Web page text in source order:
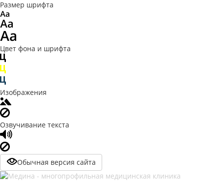
Размер шрифта
Цвет фона и шрифта
Изображения
Озвучивание текста
Обычная версия сайта